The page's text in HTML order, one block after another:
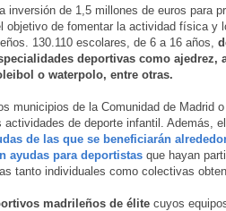
inversión de 1,5 millones de euros para
objetivo de fomentar la actividad física y
130.110 escolares, de 6 a 16 años,
deportivas como ajedrez,
o waterpolo, entre otras.
municipios de la Comunidad de Madrid
de deporte infantil. Además,
de las que se beneficiarán
ayudas para deportistas que hayan
tanto individuales como colectivas
madrileños de élite cuyos